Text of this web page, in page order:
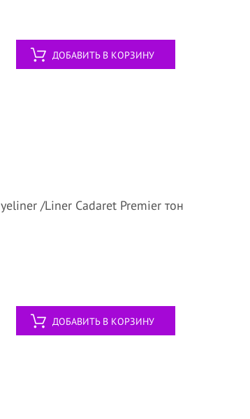
ДОБАВИТЬ В КОРЗИНУ
/Liner Cadaret Premier тон
ДОБАВИТЬ В КОРЗИНУ